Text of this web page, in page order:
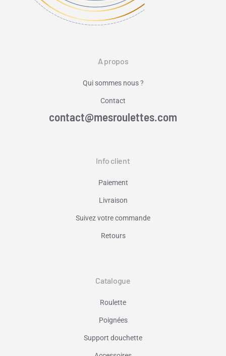
A propos
Qui sommes nous ?
Contact
contact@mesroulettes.com
Info client
Paiement
Livraison
Suivez votre commande
Retours
Catalogue
Roulette
Poignées
Support douchette